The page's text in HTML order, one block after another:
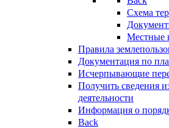
Схема
Местные
Правила
Документация по
Исчерпывающие
Получить сведения
деятельности
Информация о
Back